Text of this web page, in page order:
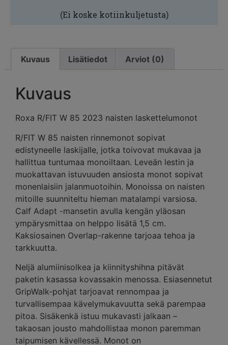
(Ei koske kotiinkuljetusta)
Kuvaus Lisätiedot Arviot (0)
Kuvaus
Roxa R/FIT W 85 2023 naisten laskettelumonot
R/FIT W 85 naisten rinnemonot sopivat
edistyneelle laskijalle, jotka toivovat mukavaa ja
hallittua tuntumaa monoiltaan. Leveän lestin ja
muokattavan istuvuuden ansiosta monot sopivat
monenlaisiin jalanmuotoihin. Monoissa on naisten
mitoille suunniteltu hieman matalampi varsiosa.
Calf Adapt -mansetin avulla kengän yläosan
ympärysmittaa on helppo lisätä 1,5 cm.
Kaksiosainen Overlap-rakenne tarjoaa tehoa ja
tarkkuutta.
Neljä alumiinisolkea ja kiinnityshihna pitävät
paketin kasassa kovassakin menossa. Esiasennetut
GripWalk-pohjat tarjoavat rennompaa ja
turvallisempaa kävelymukavuutta sekä parempaa
pitoa. Sisäkenkä istuu mukavasti jalkaan –
takaosan jousto mahdollistaa monon paremman
taipumisen kävellessä. Monot on